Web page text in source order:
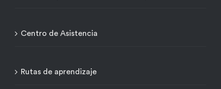
Centro de Asistencia
Rutas de aprendizaje